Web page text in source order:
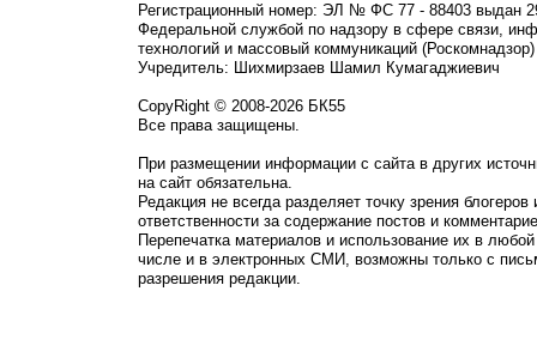
Регистрационный номер: ЭЛ № ФС 77 - 88403 выдан
Федеральной службой по надзору в сфере связи,
технологий и массовый коммуникаций (Роскомнадзор)
Учредитель: Шихмирзаев Шамил Кумагаджиевич
CopyRight © 2008-2026 БК55
Все права защищены.
При размещении информации с сайта в других
на сайт обязательна.
Редакция не всегда разделяет точку зрения блогеров
ответственности за содержание постов и
Перепечатка материалов и использование их в
числе и в электронных СМИ, возможны только с
разрешения редакции.